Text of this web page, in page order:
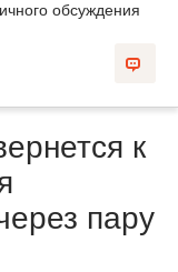
обсуждения
к
пару